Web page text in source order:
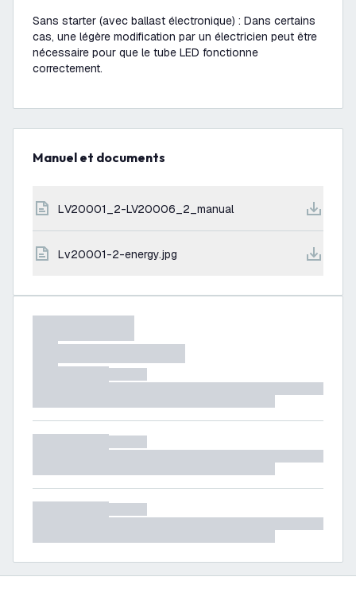
Sans starter (avec ballast électronique) : Dans certains
cas, une légère modification par un électricien peut être
nécessaire pour que le tube LED fonctionne
correctement.
Manuel et documents
LV20001_2-LV20006_2_manual
lv20001-2-energy.jpg